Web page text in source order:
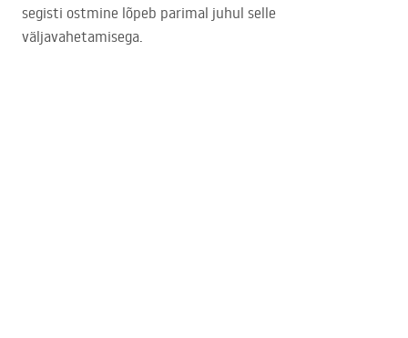
segisti ostmine lõpeb parimal juhul selle
väljavahetamisega.